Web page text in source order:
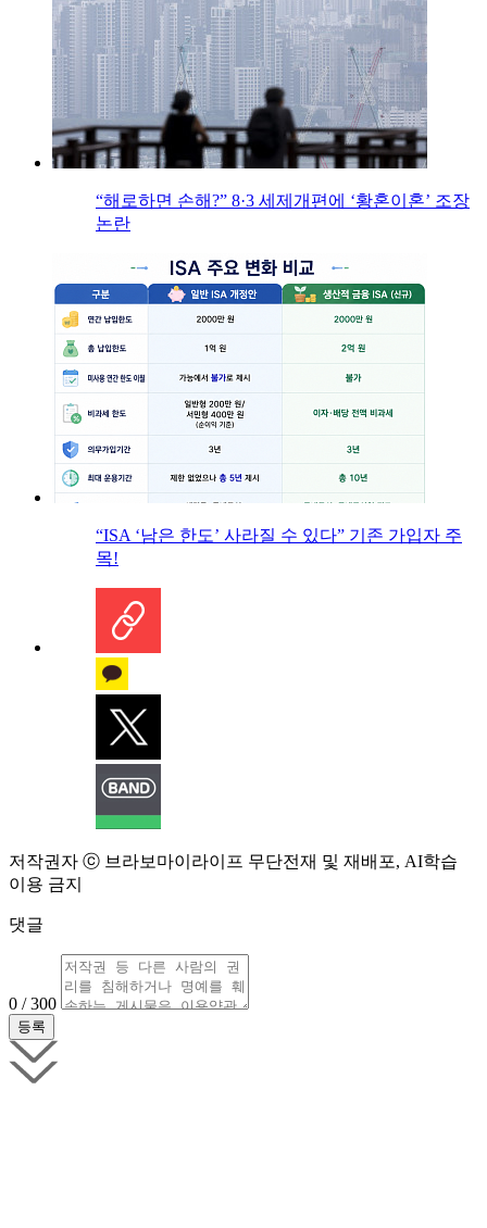
“해로하면 손해?” 8·3 세제개편에 ‘황혼이혼’ 조장
논란
“ISA ‘남은 한도’ 사라질 수 있다” 기존 가입자 주
목!
저작권자 ⓒ 브라보마이라이프 무단전재 및 재배포, AI학습
이용 금지
댓글
0 / 300